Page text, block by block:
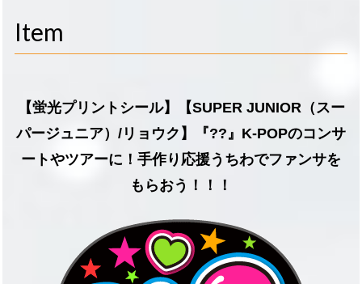
Item
【蛍光プリントシール】【SUPER JUNIOR（スー
パージュニア）/リョウク】『??』K-POPのコンサ
ートやツアーに！手作り応援うちわでファンサを
もらおう！！！